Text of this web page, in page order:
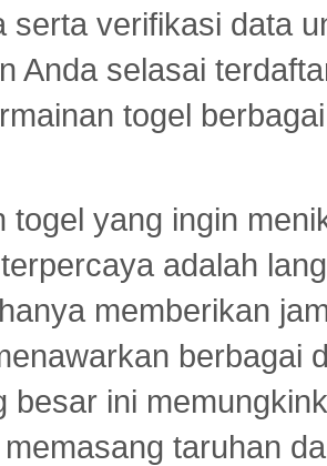
serta verifikasi data
Anda selasai
togel
togel yang ingin
adalah
memberikan
berbagai
besar ini
taruhan